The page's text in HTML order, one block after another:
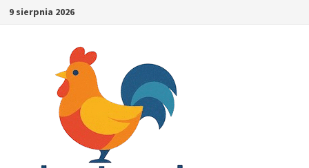
Skip9 sierpnia 2026